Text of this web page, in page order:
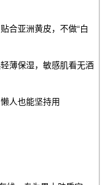
合亚洲黄皮，不做“白
薄保湿，敏感肌看无酒
人也能坚持用